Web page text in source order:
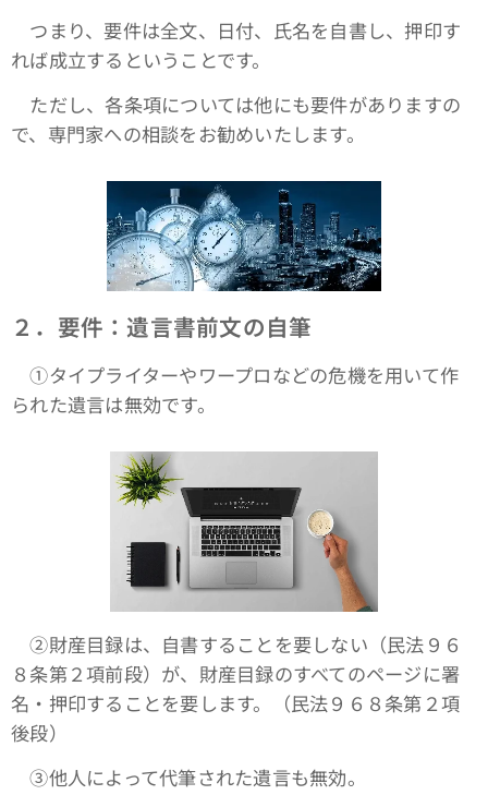
つまり、要件は全文、日付、氏名を自書し、押印す
れば成立するということです。
ただし、各条項については他にも要件がありますの
で、専門家への相談をお勧めいたします。
２．要件：遺言書前文の自筆
①タイプライターやワープロなどの危機を用いて作
られた遺言は無効です。
➁財産目録は、自書することを要しない（民法９６
８条第２項前段）が、財産目録のすべてのページに署
名・押印することを要します。（民法９６８条第２項
後段）
③他人によって代筆された遺言も無効。